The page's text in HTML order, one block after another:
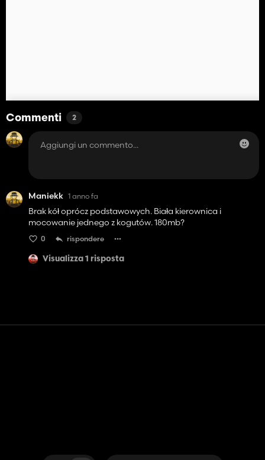
Commenti 2
Maniekk 1 anno fa
Brak kół oprócz podstawowych. Biała kierownica i
mocowanie jednego z kogutów. 180mb?
0 rispondere
Visualizza 1 risposta